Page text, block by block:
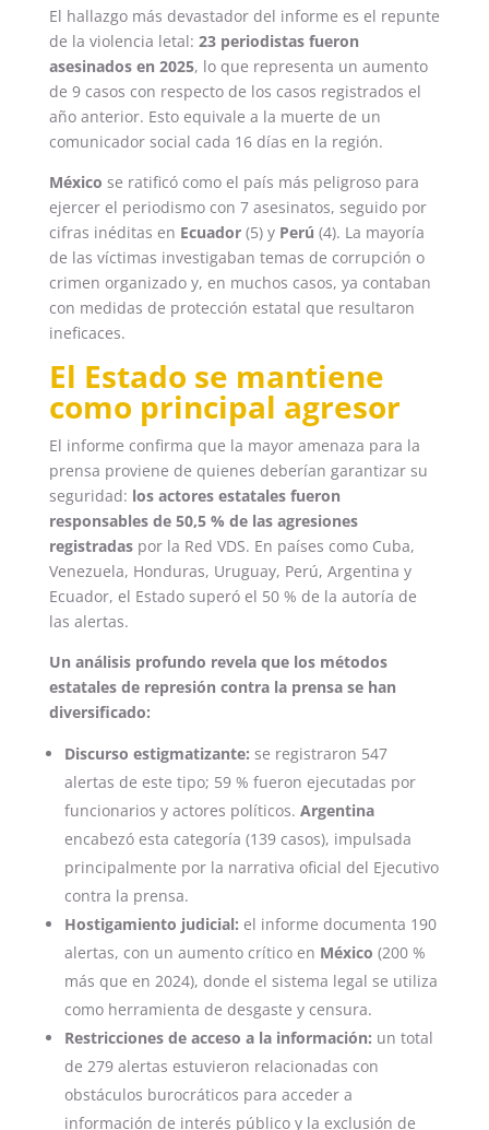
El hallazgo más devastador del informe es el repunte
de la violencia letal: 23 periodistas fueron
asesinados en 2025, lo que representa un aumento
de 9 casos con respecto de los casos registrados el
año anterior. Esto equivale a la muerte de un
comunicador social cada 16 días en la región.
México se ratificó como el país más peligroso para
ejercer el periodismo con 7 asesinatos, seguido por
cifras inéditas en Ecuador(5) y Perú (4). La mayoría
de las víctimas investigaban temas de corrupción o
crimen organizado y, en muchos casos, ya contaban
con medidas de protección estatal que resultaron
ineficaces.
El Estado se mantiene
como principal agresor
El informe confirma que la mayor amenaza para la
prensa proviene de quienes deberían garantizar su
seguridad: los actores estatales fueron
responsables de 50,5 % de las agresiones
registradaspor la Red VDS. En países como Cuba,
Venezuela, Honduras, Uruguay, Perú, Argentina y
Ecuador, el Estado superó el 50 % de la autoría de
las alertas.
Un análisis profundo revela que los métodos
estatales de represión contra la prensa se han
diversificado:
Discurso estigmatizante: se registraron 547
alertas de este tipo; 59 % fueron ejecutadas por
funcionarios y actores políticos. Argentina
encabezó esta categoría (139 casos), impulsada
principalmente por la narrativa oficial del Ejecutivo
contra la prensa.
Hostigamiento judicial: el informe documenta 190
alertas, con un aumento crítico en México (200 %
más que en 2024), donde el sistema legal se utiliza
como herramienta de desgaste y censura.
Restricciones de acceso a la información: un total
de 279 alertas estuvieron relacionadas con
obstáculos burocráticos para acceder a
información de interés público y la exclusión de